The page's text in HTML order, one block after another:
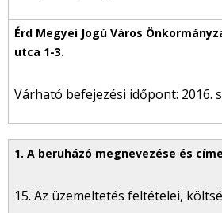
Várható befejezési időpont: 2016.
15. Az üzemeltetés feltételei,